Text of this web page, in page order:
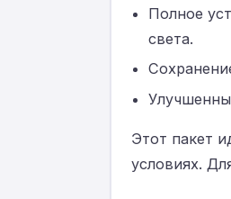
Полное
света.
Этот пакет
условиях.